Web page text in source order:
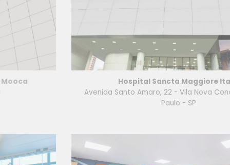
Hospital Sancta Maggiore Itaim
Avenida Santo Amaro, 22 - Vila Nova Conceição - São